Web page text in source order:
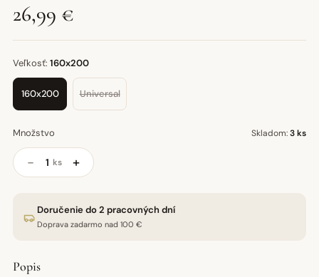
26,99 €
Veľkosť: 160x200
160x200 Universal
Množstvo Skladom:3 ks
− ks +
Doručenie do 2 pracovných dní
Doprava zadarmo nad 100 €
Popis